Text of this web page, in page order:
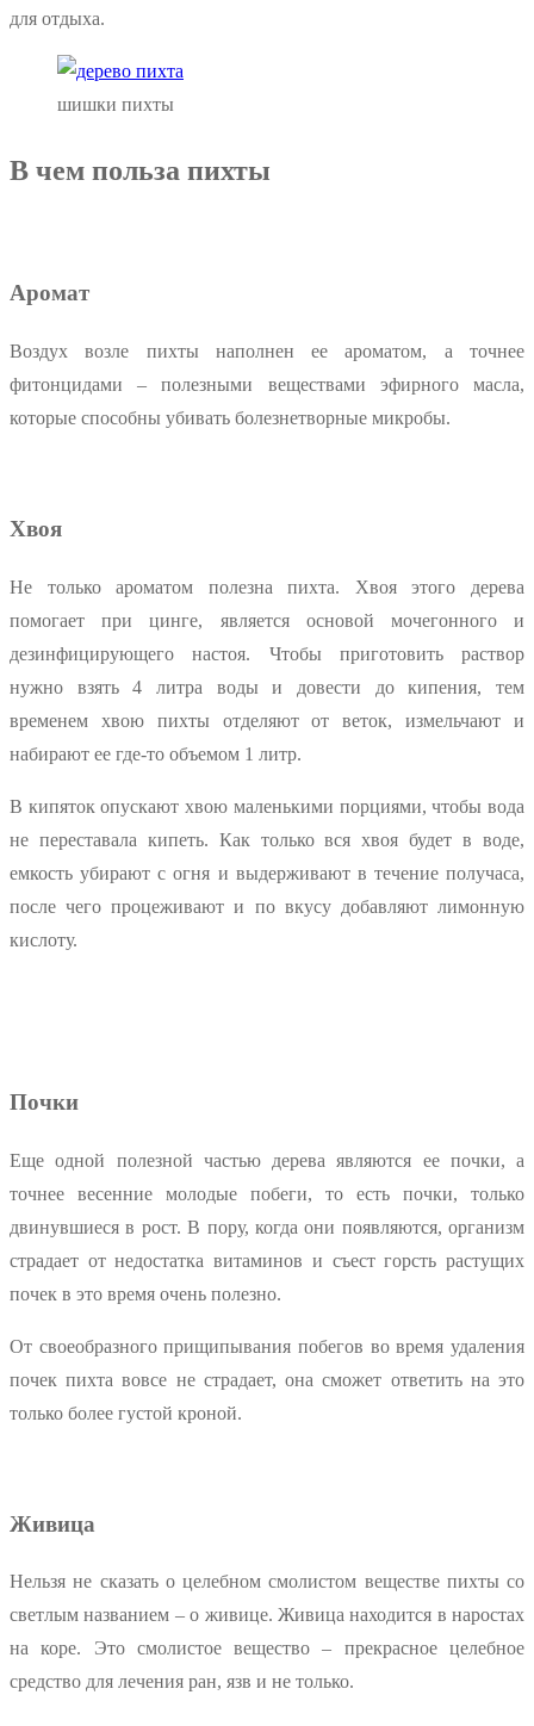
для отдыха.
шишки пихты
В чем польза пихты
Аромат
Воздух возле пихты наполнен ее ароматом, а точнее
фитонцидами – полезными веществами эфирного масла,
которые способны убивать болезнетворные микробы.
Хвоя
Не только ароматом полезна пихта. Хвоя этого дерева
помогает при цинге, является основой мочегонного и
дезинфицирующего настоя. Чтобы приготовить раствор
нужно взять 4 литра воды и довести до кипения, тем
временем хвою пихты отделяют от веток, измельчают и
набирают ее где-то объемом 1 литр.
В кипяток опускают хвою маленькими порциями, чтобы вода
не переставала кипеть. Как только вся хвоя будет в воде,
емкость убирают с огня и выдерживают в течение получаса,
после чего процеживают и по вкусу добавляют лимонную
кислоту.
Почки
Еще одной полезной частью дерева являются ее почки, а
точнее весенние молодые побеги, то есть почки, только
двинувшиеся в рост. В пору, когда они появляются, организм
страдает от недостатка витаминов и съест горсть растущих
почек в это время очень полезно.
От своеобразного прищипывания побегов во время удаления
почек пихта вовсе не страдает, она сможет ответить на это
только более густой кроной.
Живица
Нельзя не сказать о целебном смолистом веществе пихты со
светлым названием – о живице. Живица находится в наростах
на коре. Это смолистое вещество – прекрасное целебное
средство для лечения ран, язв и не только.